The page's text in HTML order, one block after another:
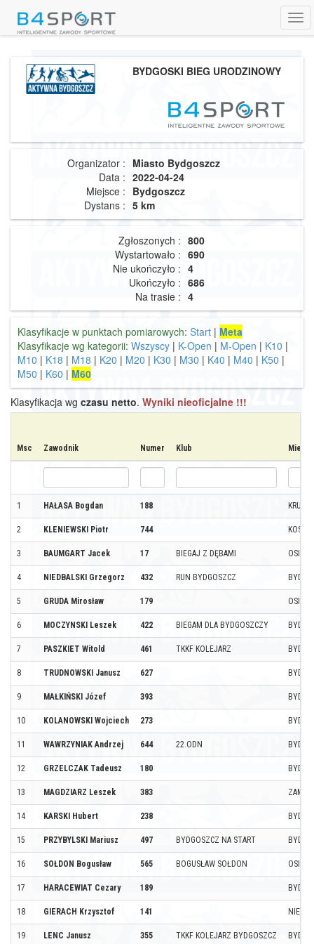
BYDGOSKI BIEG URODZINOWY
Organizator : Miasto Bydgoszcz
Data : 2022-04-24
Miejsce : Bydgoszcz
Dystans : 5 km
Zgłoszonych : 800
Wystartowało : 690
Nie ukończyło : 4
Ukończyło : 686
Na trasie : 4
Klasyfikacje w punktach pomiarowych: Start | Meta
Klasyfikacje wg kategorii: Wszyscy | K-Open | M-Open | K10 |
M10 | K18 | M18 | K20 | M20 | K30 | M30 | K40 | M40 | K50 |
M50 | K60 | M60
Klasyfikacja wg czasu netto. Wyniki nieoficjalne !!!
Msc Zawodnik Numer Klub
1 HAŁASA Bogdan 188
2 KLENIEWSKI Piotr 744
3 BAUMGART Jacek 17 BIEGAJ Z DĘBAMI
4 NIEDBALSKI Grzegorz 432 RUN BYDGOSZCZ
5 GRUDA Mirosław 179
6 MOCZYNSKI Leszek 422 BIEGAM DLA BYDGOSZCZY
7 PASZKIET Witold 461 TKKF KOLEJARZ
8 TRUDNOWSKI Janusz 627
9 MAŁKIŃSKI Józef 393
10 KOLANOWSKI Wojciech 273
11 WAWRZYNIAK Andrzej 644 22.ODN
12 GRZELCZAK Tadeusz 180
13 MAGDZIARZ Leszek 383
14 KARSKI Hubert 238
15 PRZYBYLSKI Mariusz 497 BYDGOSZCZ NA START
16 SOŁDON Bogusław 565 BOGUSŁAW SOŁDON
17 HARACEWIAT Cezary 189
18 GIERACH Krzysztof 141
19 LENC Janusz 355 TKKF KOLEJARZ BYDGOSZCZ